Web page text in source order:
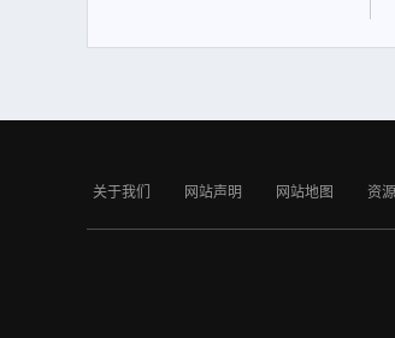
关于我们 网站声明 网站地图 资